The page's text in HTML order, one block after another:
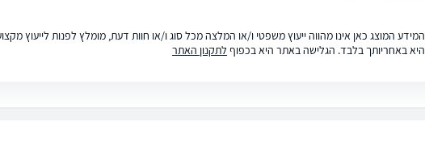
המידע המוצג כאן אינו מהווה ייעוץ משפטי ו/או המלצה מכל סוג ו/או חוות דעת, מומלץ לפנות לייעוץ
היא באחריותך בלבד. הגלישה באתר היא בכפוף לתקנון האתר